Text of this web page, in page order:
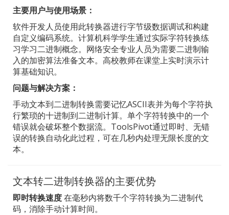
主要用户与使用场景：
软件开发人员使用此转换器进行字节级数据调试和构建
自定义编码系统。计算机科学学生通过实际字符转换练
习学习二进制概念。网络安全专业人员为需要二进制输
入的加密算法准备文本。高校教师在课堂上实时演示计
算基础知识。
问题与解决方案：
手动文本到二进制转换需要记忆ASCII表并为每个字符执
行繁琐的十进制到二进制计算。单个字符转换中的一个
错误就会破坏整个数据流。ToolsPivot通过即时、无错
误的转换自动化此过程，可在几秒内处理无限长度的文
本。
文本转二进制转换器的主要优势
即时转换速度在毫秒内将数千个字符转换为二进制代
码，消除手动计算时间。